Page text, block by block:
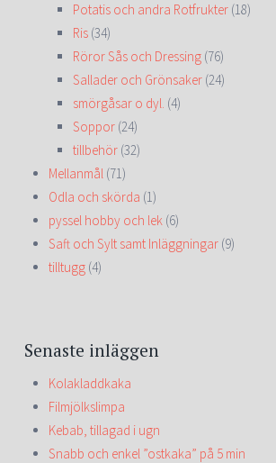
Potatis och andra Rotfrukter (18)
Ris (34)
Röror Sås och Dressing (76)
Sallader och Grönsaker (24)
smörgåsar o dyl. (4)
Soppor (24)
tillbehör (32)
Mellanmål (71)
Odla och skörda (1)
pyssel hobby och lek (6)
Saft och Sylt samt Inläggningar (9)
tilltugg (4)
Senaste inläggen
Kolakladdkaka
Filmjölkslimpa
Kebab, tillagad i ugn
Snabb och enkel ”ostkaka” på 5 min